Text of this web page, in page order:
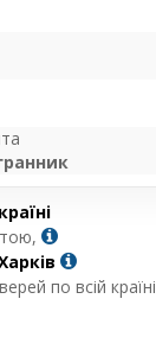
по всій країні